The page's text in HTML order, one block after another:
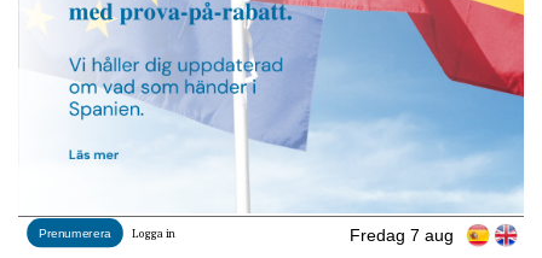
Fredag 7 aug
Prenumerera Logga in